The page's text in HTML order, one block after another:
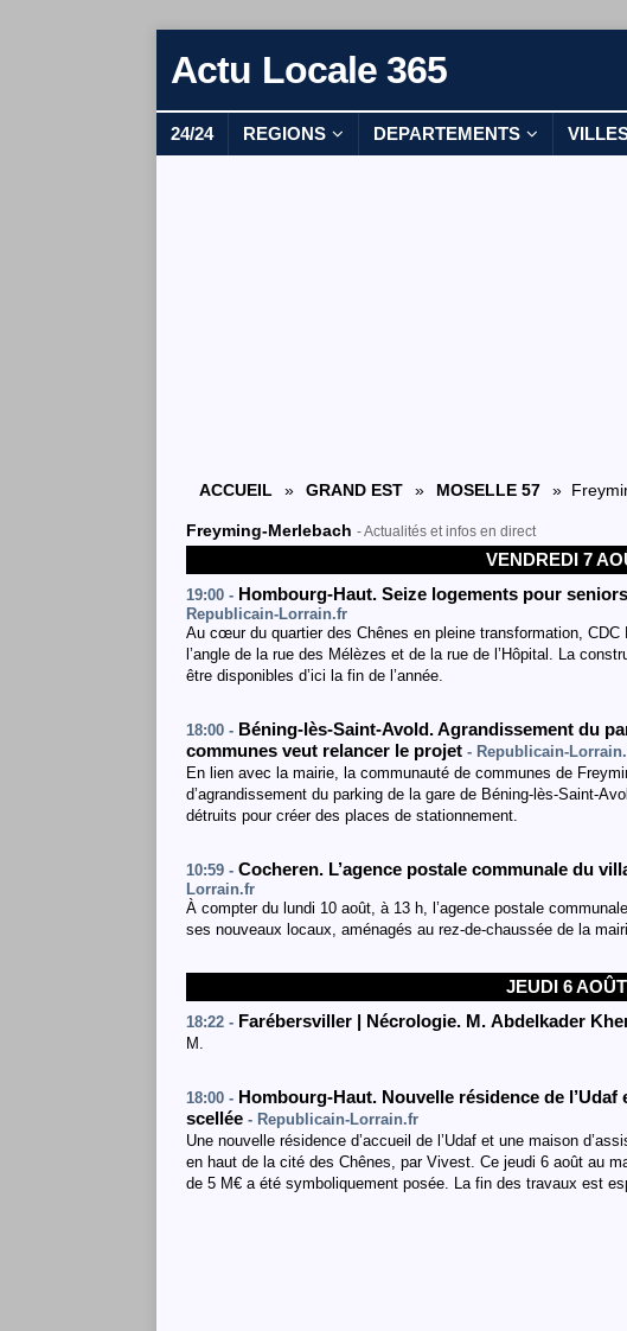
Actu Locale 365
24/24 REGIONS DEPARTEMENTS
ACCUEIL » GRAND EST » MOSELLE 57 »
Freyming-Merlebach - Actualités et infos en direct
VENDREDI 7
19:00 - Hombourg-Haut. Seize logements pour
Republicain-Lorrain.fr
Au cœur du quartier des Chênes en pleine transformation,
l’angle de la rue des Mélèzes et de la rue de l’Hôpital. La
être disponibles d’ici la fin de l’année.
18:00 - Béning-lès-Saint-Avold. Agrandissement du
communes veut relancer le projet - Republicain-
En lien avec la mairie, la communauté de communes de
d’agrandissement du parking de la gare de Béning-lès-Saint-
détruits pour créer des places de stationnement.
10:59 - Cocheren. L’agence postale communale du
Lorrain.fr
À compter du lundi 10 août, à 13 h, l’agence postale
ses nouveaux locaux, aménagés au rez-de-chaussée de la
JEUDI 6
18:22 - Farébersviller | Nécrologie. M. Abdelkader
M.
18:00 - Hombourg-Haut. Nouvelle résidence de
scellée - Republicain-Lorrain.fr
Une nouvelle résidence d’accueil de l’Udaf et une maison
en haut de la cité des Chênes, par Vivest. Ce jeudi 6 août au
de 5 M€ a été symboliquement posée. La fin des travaux est